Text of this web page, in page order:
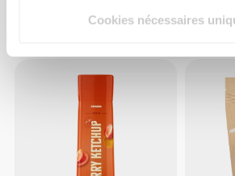
Cookies nécessaires
Complete Breakfast Smoothie
Ketchup